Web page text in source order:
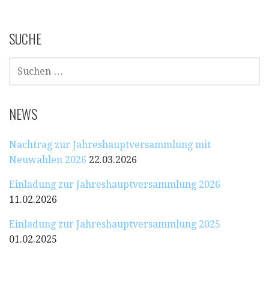
SUCHE
SUCHEN
NACH:
NEWS
Nachtrag zur Jahreshauptversammlung mit
Neuwahlen 2026 22.03.2026
Einladung zur Jahreshauptversammlung 2026
11.02.2026
Einladung zur Jahreshauptversammlung 2025
01.02.2025